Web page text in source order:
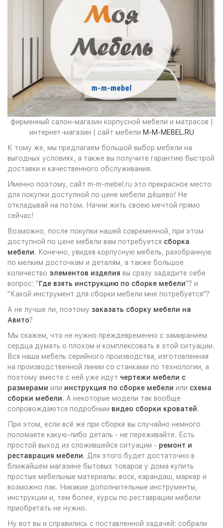
фирменный салон-магазин корпусной мебели и матрасов |
интернет-магазин | сайт мебели M-M-MEBEL.RU
К тому же, мы предлагаем большой выбор мебели на
выгодных условиях, а также вы получите гарантию быстрой
доставки и качественного обслуживания.
Именно поэтому, сайт m-m-mebel.ru это прекрасное место
для покупки доступной по цене мебели дёшево! Не
откладывай на потом. Начни жить своею мечтой прямо
сейчас!
Возможно, после покупки нашей современной, при этом
доступной по цене мебели вам потребуется сборка
мебели. Конечно, увидев корпусную мебель, разобранную
по мелким досточкам и деталям, а также большое
количество элементов изделия вы сразу зададите себе
вопрос: "Где взять инструкцию по сборке мебели"? и
"Какой инструмент для сборки мебели мне потребуется"?
А не лучше ли, поэтому заказать сборку мебели на
Авито?
Мы скажем, что не нужно преждевременно с замиранием
сердца думать о плохом и комплексовать в этой ситуации.
Вся наша мебель серийного производства, изготовленная
на производственной линии со станками по технологии, а
поэтому вместе с ней уже идут чертежи мебели с
размерами или инструкция по сборке мебели или схема
сборки мебели. А некоторые модели так вообще
сопровождаются подробным видео сборки кроватей.
При этом, если всё же при сборке вы случайно немного
поломаете какую-либо деталь - не переживайте. Есть
простой выход из сложившейся ситуации - ремонт и
реставрация мебели. Для этого будет достаточно в
ближайшем магазине бытовых товаров у дома купить
простые мебельные материалы: воск, карандаш, маркер и
возможно лак. Никакие дополнительные инструменты,
инструкции и, тем более, курсы по реставрации мебели
приобретать не нужно.
Ну вот вы и справились с поставленной задачей: собрали